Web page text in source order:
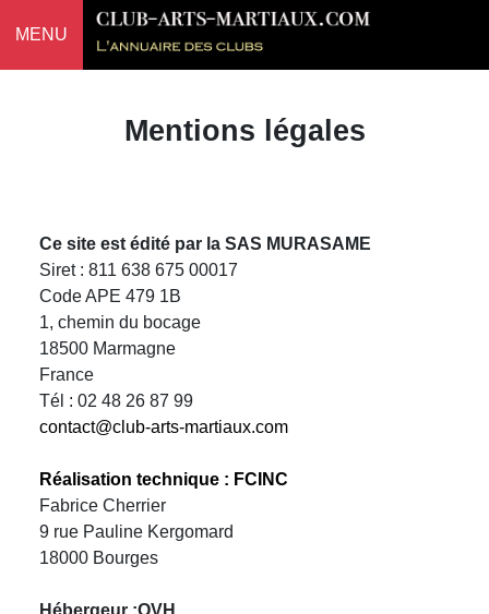
MENU
Mentions légales
Ce site est édité par la SAS MURASAME
Siret : 811 638 675 00017
Code APE 479 1B
1, chemin du bocage
18500 Marmagne
France
Tél : 02 48 26 87 99
contact@club-arts-martiaux.com
Réalisation technique : FCINC
Fabrice Cherrier
9 rue Pauline Kergomard
18000 Bourges
Hébergeur :OVH